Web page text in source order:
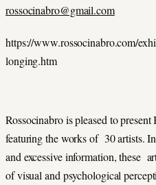
rossocinabro@gmail.com
https://www.rossocinabro.com/
longing.htm
Rossocinabro is pleased to
featuring the works of 30 artists.
and excessive information, these
of visual and psychological